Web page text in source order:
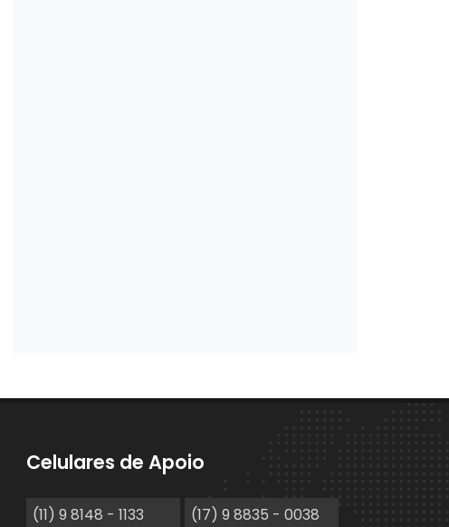
Celulares de Apoio
(11) 9 8148 - 1133
(17) 9 8835 - 0038